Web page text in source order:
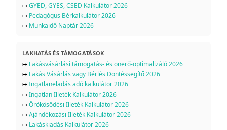
↦GYED, GYES, CSED Kalkulátor 2026
↦ Pedagógus Bérkalkulátor 2026
↦ Munkaidő Naptár 2026
LAKHATÁS ÉS TÁMOGATÁSOK
↦ Lakásvásárlási támogatás- és önerő-optimalizáló 2026
↦ Lakás Vásárlás vagy Bérlés Döntéssegítő 2026
↦Ingatlaneladás adó kalkulátor 2026
↦Ingatlan Illeték Kalkulátor 2026
↦Örökösödési Illeték Kalkulátor 2026
↦Ajándékozási Illeték Kalkulátor 2026
↦ Lakáskiadás Kalkulátor 2026